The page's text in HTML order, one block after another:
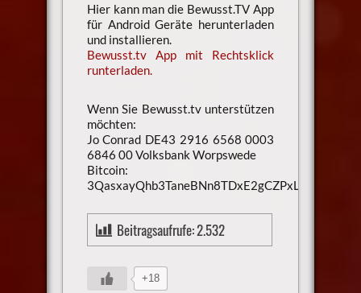
Hier kann man die Bewusst.TV App
für Android Geräte herunterladen
und installieren.
Bewusst.tv App mit Rechtsklick
runterladen.
Wenn Sie Bewusst.tv unterstützen
möchten:
Jo Conrad DE43 2916 6568 0003
6846 00 Volksbank Worpswede
Bitcoin:
3QasxayQhb3TaneBNn8TDxE2gCZPxLaXsU
Beitragsaufrufe:2.532
+18